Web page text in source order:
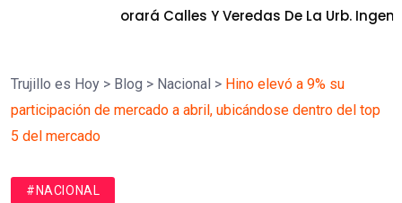
Mejorará Calles Y Veredas De La Urb. Ingeniería I 8 de
Trujillo es Hoy > Blog > Nacional > Hino elevó a 9% su
participación de mercado a abril, ubicándose dentro del top
5 del mercado
#NACIONAL